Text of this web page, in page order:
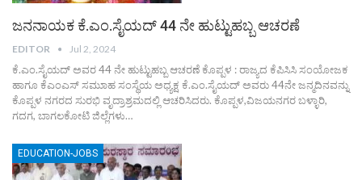
ಜನನಾಯಕ ಕೆ.ಎಂ.ಸೈಯದ್ 44 ನೇ ಹುಟ್ಟುಹಬ್ಬ ಆಚರಣೆ
EDITOR Jul 2, 2024
ಕೆ.ಎಂ.ಸೈಯದ್ ಅವರ 44 ನೇ ಹುಟ್ಟುಹಬ್ಬ ಆಚರಣೆ ಕೊಪ್ಪಳ : ರಾಜ್ಯದ ಕೆಪಿಸಿಸಿ ಸಂಯೋಜಕ
ಹಾಗೂ ಕೆಎಂಎಸ್ ಸಮುಾಹ ಸಂಸ್ಥೆಯ ಅಧ್ಯಕ್ಷ ಕೆ.ಎಂ.ಸೈಯದ್ ಅವರು 44ನೇ ಜನ್ಮದಿನವನ್ನು
ಕೊಪ್ಪಳ ನಗರದ ಸುರಭಿ ವೃದ್ರಾಶ್ರಮದಲ್ಲಿ ಆಚರಿಸಿದರು. ಕೊಪ್ಪಳ,ವಿಜಯನಗರ ಬಳ್ಳಾರಿ,
ಗದಗ, ಬಾಗಲಕೋಟಿ ಜಿಲ್ಲೆಗಳು…
EDUCATION-JOBS